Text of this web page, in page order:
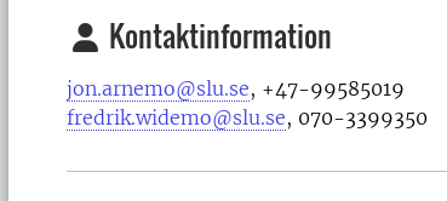
Kontaktinformation
jon.arnemo@slu.se, +47-99585019
fredrik.widemo@slu.se, 070-3399350